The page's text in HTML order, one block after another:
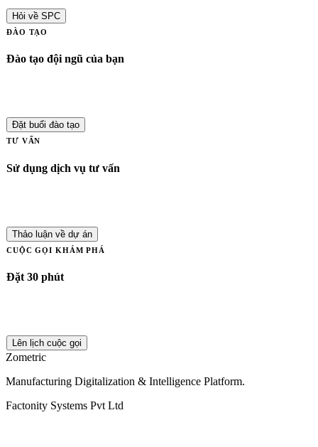
Hỏi về SPC
ĐÀO TẠO
Đào tạo đội ngũ của bạn
Đặt buổi đào tạo
TƯ VẤN
Sử dụng dịch vụ tư vấn
Thảo luận về dự án
CUỘC GỌI KHÁM PHÁ
Đặt 30 phút
Lên lịch cuộc gọi
Zometric
Manufacturing Digitalization & Intelligence Platform.
Factonity Systems Pvt Ltd